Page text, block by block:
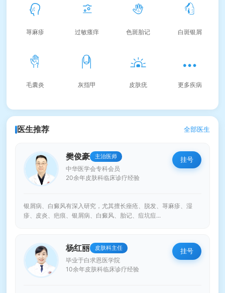
荨麻疹 过敏瘙痒 色斑胎记 白斑银屑
毛囊炎 灰指甲 皮肤疣 更多疾病
医生推荐 全部医生
樊俊豪 主治医师
中华医学会专科会员
20余年皮肤科临床诊疗经验
挂号
银屑病、白癜风有深入研究，尤其擅长痤疮、脱发、荨麻疹、湿
疹、皮炎、疤痕、银屑病、白癜风、胎记、痘坑痘...
杨红丽 皮肤科主任
毕业于白求恩医学院
10余年皮肤科临床诊疗经验
挂号